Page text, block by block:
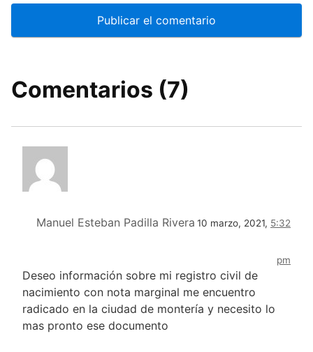
Comentarios (7)
Manuel Esteban Padilla Rivera 10 marzo, 2021, 5:32
pm
Deseo información sobre mi registro civil de
nacimiento con nota marginal me encuentro
radicado en la ciudad de montería y necesito lo
mas pronto ese documento